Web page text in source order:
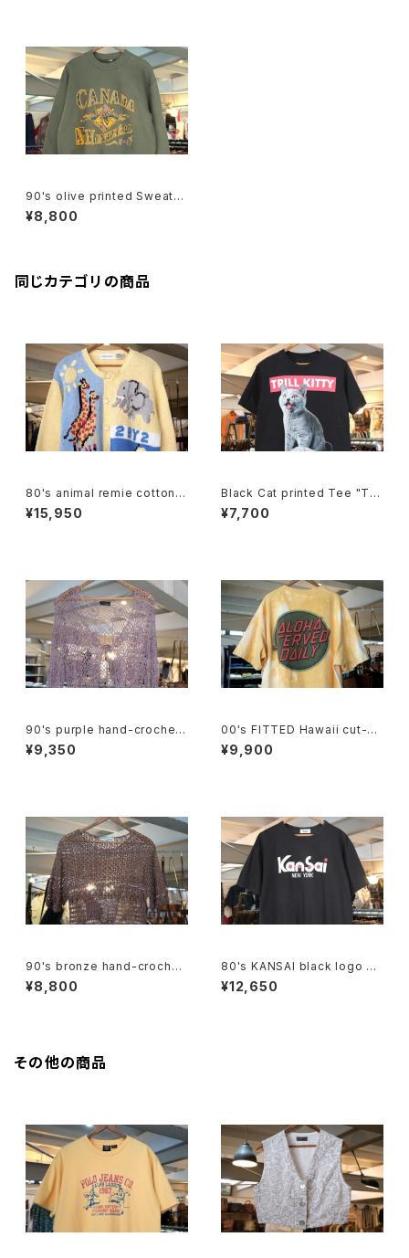
90's olive printed Sweat
"CANADA"
¥8,800
同じカテゴリの商品
80's animal remie cotton k
nit crewneck Cardigan
¥15,950
Black Cat printed Tee "TRI
LL KITTY"
¥7,700
90's purple hand-crochet
Cardigan
¥9,350
00's FITTED Hawaii cut-of
f tie-dye Tee
¥9,900
90's bronze hand-crochet
pullover Top
¥8,800
80's KANSAI black logo Te
e
¥12,650
その他の商品